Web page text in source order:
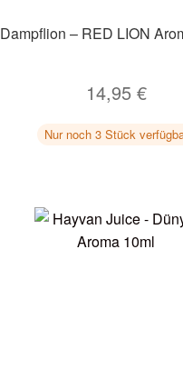
Dampflion – RED LION
14,95 €
Nur noch 3 Stück